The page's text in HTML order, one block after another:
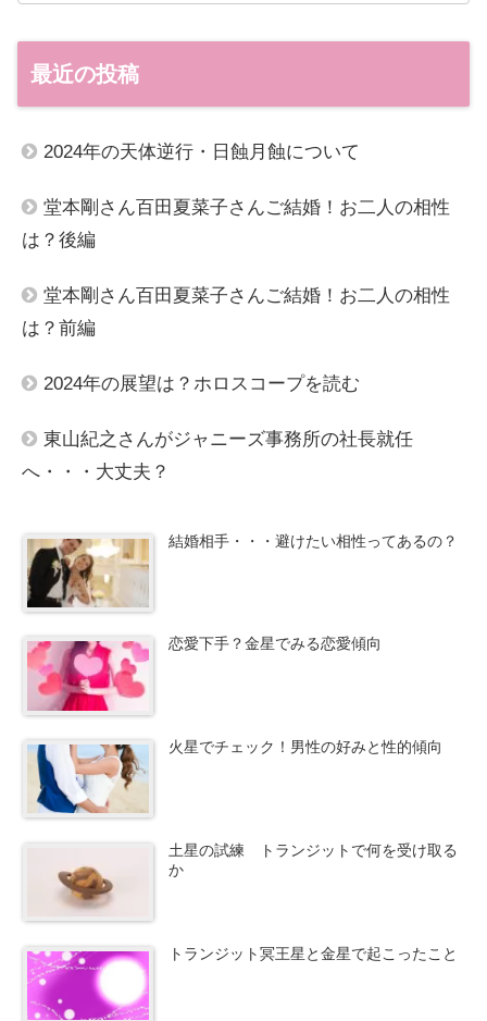
最近の投稿
2024年の天体逆行・日蝕月蝕について
堂本剛さん百田夏菜子さんご結婚！お二人の相性
は？後編
堂本剛さん百田夏菜子さんご結婚！お二人の相性
は？前編
2024年の展望は？ホロスコープを読む
東山紀之さんがジャニーズ事務所の社長就任
へ・・・大丈夫？
結婚相手・・・避けたい相性ってあるの？
恋愛下手？金星でみる恋愛傾向
火星でチェック！男性の好みと性的傾向
土星の試練 トランジットで何を受け取る
か
トランジット冥王星と金星で起こったこと